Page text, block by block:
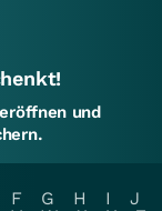
und
F G H I
J